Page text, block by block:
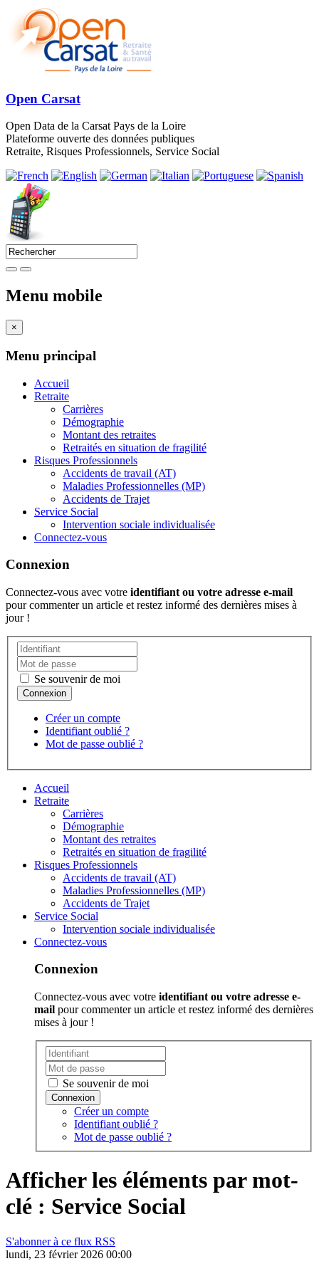
Open Carsat
Open Data de la Carsat Pays de la Loire
Plateforme ouverte des données publiques
Retraite, Risques Professionnels, Service Social
Menu mobile
×
Menu principal
Accueil
Retraite
Carrières
Démographie
Montant des retraites
Retraités en situation de fragilité
Risques Professionnels
Accidents de travail (AT)
Maladies Professionnelles (MP)
Accidents de Trajet
Service Social
Intervention sociale individualisée
Connectez-vous
Connexion
Connectez-vous avec votre identifiant ou votre adresse e-mail
pour commenter un article et restez informé des dernières mises à
jour !
Se souvenir de moi
Créer un compte
Identifiant oublié ?
Mot de passe oublié ?
Accueil
Retraite
Carrières
Démographie
Montant des retraites
Retraités en situation de fragilité
Risques Professionnels
Accidents de travail (AT)
Maladies Professionnelles (MP)
Accidents de Trajet
Service Social
Intervention sociale individualisée
Connectez-vous
Connexion
Connectez-vous avec votre identifiant ou votre adresse e-
mail pour commenter un article et restez informé des dernières
mises à jour !
Se souvenir de moi
Créer un compte
Identifiant oublié ?
Mot de passe oublié ?
Afficher les éléments par mot-
clé : Service Social
S'abonner à ce flux RSS
lundi, 23 février 2026 00:00